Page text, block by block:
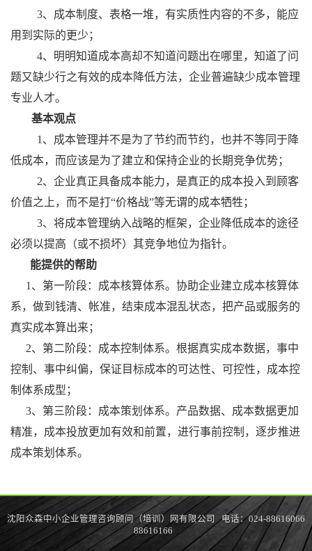
3、成本制度、表格一堆，有实质性内容的不多，能应
用到实际的更少；
4、明明知道成本高却不知道问题出在哪里，知道了问
题又缺少行之有效的成本降低方法，企业普遍缺少成本管理
专业人才。
基本观点
1、成本管理并不是为了节约而节约，也并不等同于降
低成本，而应该是为了建立和保持企业的长期竞争优势；
2、企业真正具备成本能力，是真正的成本投入到顾客
价值之上，而不是打“价格战”等无谓的成本牺牲；
3、将成本管理纳入战略的框架，企业降低成本的途径
必须以提高（或不损坏）其竞争地位为指针。
能提供的帮助
1、第一阶段：成本核算体系。协助企业建立成本核算体
系，做到钱清、帐准，结束成本混乱状态，把产品或服务的
真实成本算出来；
2、第二阶段：成本控制体系。根据真实成本数据，事中
控制、事中纠偏，保证目标成本的可达性、可控性，成本控
制体系成型；
3、第三阶段：成本策划体系。产品数据、成本数据更加
精准，成本投放更加有效和前置，进行事前控制，逐步推进
成本策划体系。
沈阳众森中小企业管理咨询顾问（培训）网有限公司 电话：024-88616066
88616166